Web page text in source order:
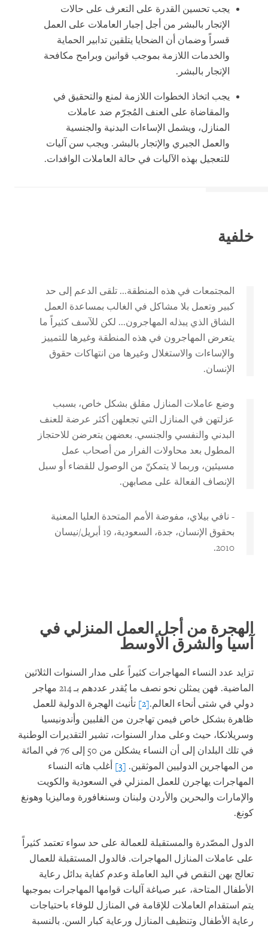
يجب تحسين القدرة على التعرف على حالات
الإتجار بالبشر من أجل إجبار العاملات على العمل
قسراً وضمان أن الضحايا يتلقين تدابير الحماية
والخدمات اللازمة بموجب قوانين وبرامح مكافحة
الإتجار بالبشر.
يجب اتخاذ الخطوات اللازمة لمنع والتحقيق في
والمقاضاة على العنف المُجرّم ضد عاملات
المنازل، ويشمل الإساءات البدنية والجنسية
والعمل الجبري والإتجار بالبشر. ويجب سن آليات
للتعجيل بهذه الآليات في حالة العاملات الوافدات.
خلفية
المجتمعات في هذه المنطقة... تلقى الدعم إلى حد
كبير وتعمل بلا مشاكل في الغالب بمساعدة العمل
الشاق الذي يبذله المهاجرون... لكن للآسف كثيراً ما
يتعرض المهاجرون في هذه المنطقة وغيرها للتمييز
والإساءات والاستغلال وغيرها من انتهاكات حقوق
الإنسان.
وضع عاملات المنازل مقلق بشكل خاص، بسبب
عزلتهن في المنازل التي تجعلهن أكثر عرضة للعنف
البدني والنفسي والجنسي. بعضهن يتعرضن للاحتجاز
المطول بعد محاولات الفرار من أصحاب عمل
مسيئين، وربما لا يتمكنّ من الوصول للقضاء أو سبل
الإنصاف الفعالة على مصابهن.
- نافي بيلاي، مفوضة الأمم المتحدة العليا المعنية
بحقوق الإنسان، جدة، السعودية، 19 أبريل/نيسان
2010.
الهجرة من أجل العمل المنزلي في
آسيا والشرق الأوسط
تزايد عدد النساء المهاجرات كثيراً على مدار السنوات الثلاثين
الماضية. فهن يمثلن نحو نصف ما يُقدر عددهم بـ 214 مهاجر
دولي في شتى أنحاء العالم.[2]
تأنيث الهجرة الدولية للعمل
ظاهرة بشكل خاص فيمن تهاجرن من الفلبين وأندونيسيا
وسريلانكا، حيث وعلى مدار السنوات، تشير التقديرات الوطنية
في تلك البلدان إلى أن النساء يشكلن من 50 إلى 76 في المائة
من المهاجرين الدوليين الموثقين. [3]
أغلب هاته النساء
المهاجرات يهاجرن للعمل المنزلي في السعودية والكويت
والإمارات والبحرين والأردن ولبنان وسنغافورة وماليزيا وهونغ
كونغ.
الدول المصّدرة والمستقبلة للعمالة على حد سواء تعتمد كثيراً
على عاملات المنازل المهاجرات. فالدول المستقبلة للعمال
تعالج بهن النقص في اليد العاملة وعدم كفاية بدائل رعاية
الأطفال المتاحة، عبر صياغة آليات قوامها المهاجرات بموجبها
يتم استقدام العاملات للإقامة في المنازل للوفاء باحتياجات
رعاية الأطفال وتنظيف المنازل ورعاية كبار السن. بالنسبة